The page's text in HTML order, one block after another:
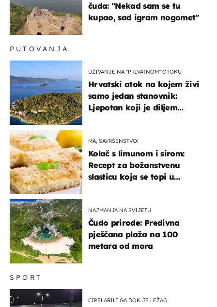
čuda: "Nekad sam se tu
kupao, sad igram nogomet"
SPORT
CIPELARILI GA DOK JE LEŽAO
PUTOVANJA
UŽIVANJE NA "PRIVATNOM" OTOKU
Hrvatski otok na kojem živi
samo jedan stanovnik:
Ljepotan koji je diljem
MA, SAVRŠENSTVO!
Kolač s limunom i sirom:
Recept za božanstvenu
slasticu koja se topi u
NAJMANJA NA SVIJETU
Čudo prirode: Predivna
pješčana plaža na 100
metara od mora